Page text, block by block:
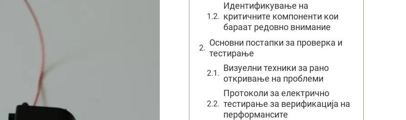
Идентификување на
критичните компоненти кои
бараат редовно внимание
Основни постапки за проверка и
тестирање
Визуелни техники за рано
откривање на проблеми
Протоколи за електрично
тестирање за верификација на
перформансите